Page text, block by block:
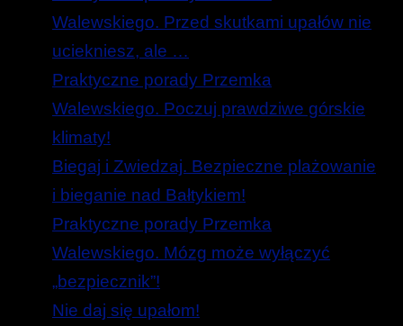
Walewskiego. Przed skutkami upałów nie
uciekniesz, ale …
Praktyczne porady Przemka
Walewskiego. Poczuj prawdziwe górskie
klimaty!
Biegaj i Zwiedzaj. Bezpieczne plażowanie
i bieganie nad Bałtykiem!
Praktyczne porady Przemka
Walewskiego. Mózg może wyłączyć
„bezpiecznik”!
Nie daj się upałom!